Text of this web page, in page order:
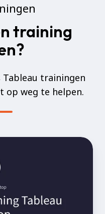
training
trainingen
op weg te helpen.